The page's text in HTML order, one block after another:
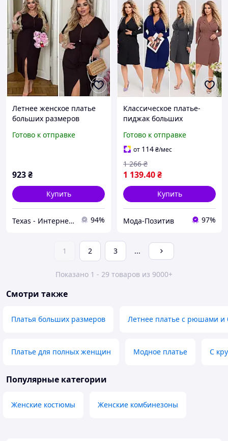
Летнее женское платье
больших размеров
Готово к отправке
923₴
Купить
Texas - Интернет магазин 94%
Классическое платье-
пиджак больших
Готово к отправке
от 114₴/мес
1 139.40₴
1 266 ₴
Купить
Мода-Позитив 97%
1 2 3 ...
Показано 1 - 29 товаров из 9000+
Смотри также
Платья больших размеров Летнее платье с рюшами и
Платье для полных женщин Модное платье С
Популярные категории
Женские костюмы Женские комбинезоны